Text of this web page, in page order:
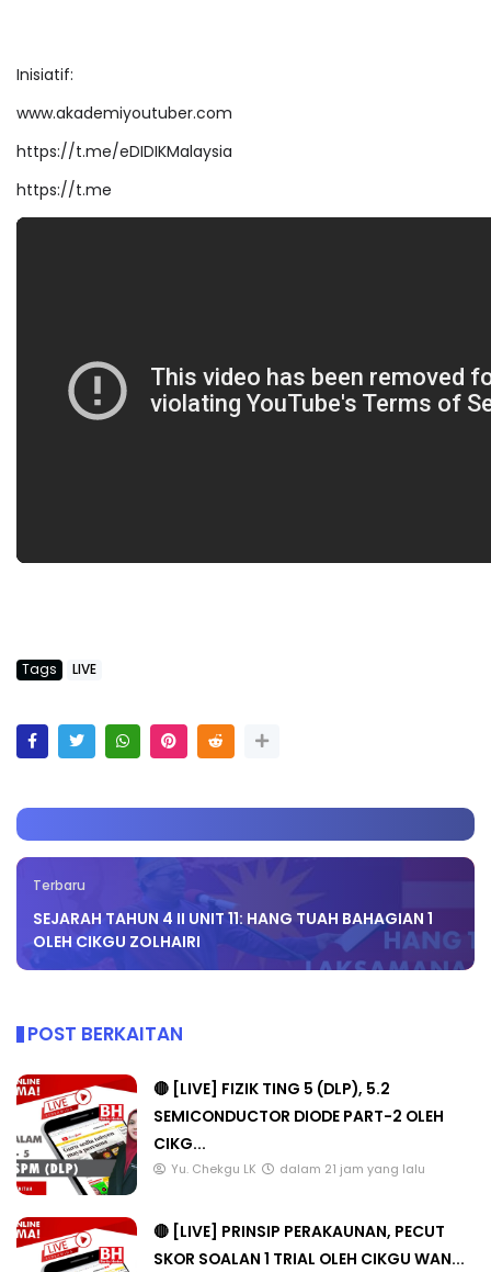
Inisiatif:
www.akademiyoutuber.com
https://t.me/eDIDIKMalaysia
https://t.me
Tags LIVE
Terbaru
SEJARAH TAHUN 4 II UNIT 11: HANG TUAH BAHAGIAN 1
OLEH CIKGU ZOLHAIRI
POST BERKAITAN
🔴 [LIVE] FIZIK TING 5 (DLP), 5.2
SEMICONDUCTOR DIODE PART-2 OLEH
CIKG...
Yu. Chekgu LK dalam 21 jam yang lalu
🔴 [LIVE] PRINSIP PERAKAUNAN, PECUT
SKOR SOALAN 1 TRIAL OLEH CIKGU WAN...